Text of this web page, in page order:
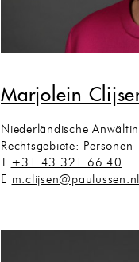
Marjolein
Niederländische Anwältin
Rechtsgebiete:
+31 43 321 66 40
E m.clijsen@paulussen.nl